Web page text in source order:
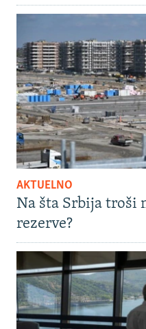
AKTUELNO
Na šta Srbija troši
rezerve?